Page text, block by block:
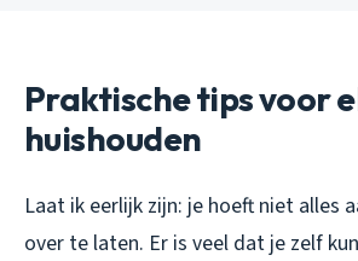
Praktische tips voor
huishouden
Laat ik eerlijk zijn: je hoeft niet alles
over te laten. Er is veel dat je zelf